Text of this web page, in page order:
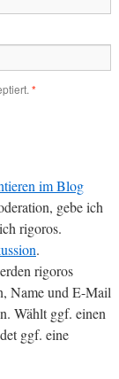
*
im Blog
gebe ich
rigoros.
.
rigoros
Name und E-Mail
Wählt ggf. einen
ggf. eine